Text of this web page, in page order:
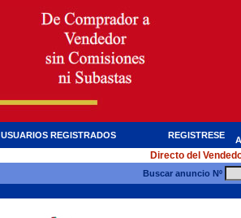
USUARIOS REGISTRADOS REGISTRESE
Directo del
Buscar anuncio Nº